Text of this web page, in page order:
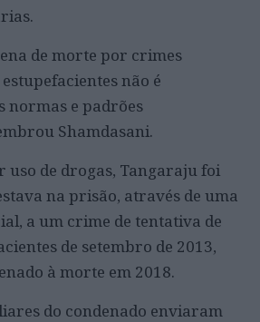
de morte por crimes
não é
normas e padrões
Shamdasani.
uso de drogas, Tangaraju foi
na prisão, através de uma
a um crime de tentativa de
de setembro de 2013,
à morte em 2018.
do condenado enviaram